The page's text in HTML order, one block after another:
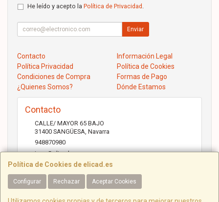
Política de Cookies de elicad.es
Configurar Rechazar Aceptar Cookies
He leído y acepto la Política de Privacidad
Enviar
Contacto
Información Legal
Política Privacidad
Política de Cookies
Condiciones de Compra
Formas de Pago
¿Quienes Somos?
Dónde Estamos
Contacto
CALLE/ MAYOR 65 BAJO
31400 SANGÜESA Navarra
948870980
jose@elicad.com
Horario
Lunes a Viernes 9:30 a 20:00 Sábados 10.00 a 14.00